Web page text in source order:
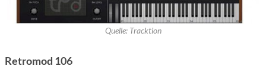
Quelle: Tracktion
Retromod 106